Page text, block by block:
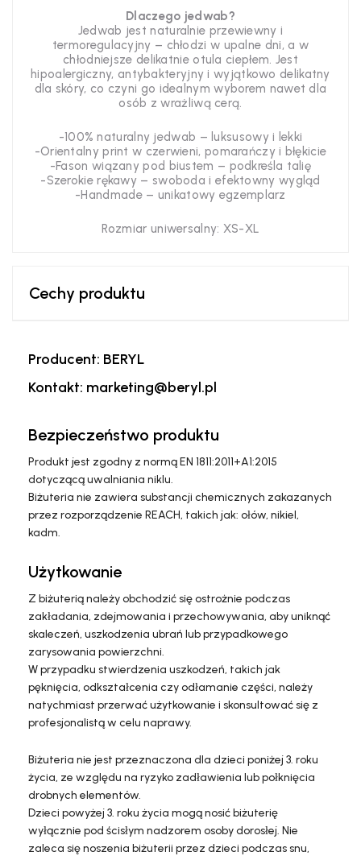
Dlaczego jedwab?
Jedwab jest naturalnie przewiewny i
termoregulacyjny – chłodzi w upalne dni, a w
chłodniejsze delikatnie otula ciepłem. Jest
hipoalergiczny, antybakteryjny i wyjątkowo delikatny
dla skóry, co czyni go idealnym wyborem nawet dla
osób z wrażliwą cerą.
-100% naturalny jedwab – luksusowy i lekki
-Orientalny print w czerwieni, pomarańczy i błękicie
-Fason wiązany pod biustem – podkreśla talię
-Szerokie rękawy – swoboda i efektowny wygląd
-Handmade – unikatowy egzemplarz
Rozmiar uniwersalny: XS-XL
Cechy produktu
Producent: BERYL
Kontakt: marketing@beryl.pl
Bezpieczeństwo produktu
Produkt jest zgodny z normą EN 1811:2011+A1:2015
dotyczącą uwalniania niklu.
Biżuteria nie zawiera substancji chemicznych zakazanych
przez rozporządzenie REACH, takich jak: ołów, nikiel,
kadm.
Użytkowanie
Z biżuterią należy obchodzić się ostrożnie podczas
zakładania, zdejmowania i przechowywania, aby uniknąć
skaleczeń, uszkodzenia ubrań lub przypadkowego
zarysowania powierzchni.
W przypadku stwierdzenia uszkodzeń, takich jak
pęknięcia, odkształcenia czy odłamanie części, należy
natychmiast przerwać użytkowanie i skonsultować się z
profesjonalistą w celu naprawy.
Biżuteria nie jest przeznaczona dla dzieci poniżej 3. roku
życia, ze względu na ryzyko zadławienia lub połknięcia
drobnych elementów.
Dzieci powyżej 3. roku życia mogą nosić biżuterię
wyłącznie pod ścisłym nadzorem osoby dorosłej. Nie
zaleca się noszenia biżuterii przez dzieci podczas snu,